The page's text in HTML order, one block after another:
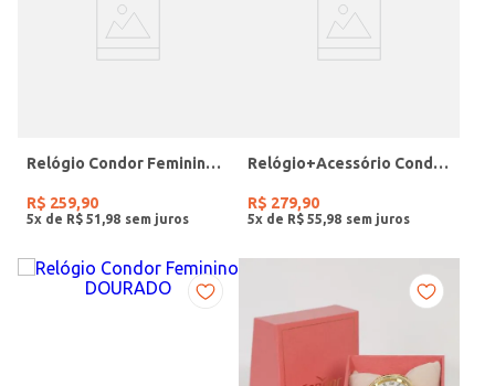
Relógio Condor Feminino DOURADO
R$ 259,90
5x de R$ 51 98
Relógio+Acessório Condor Feminino ROSE
R$ 279,90
5x de R$ 55 98